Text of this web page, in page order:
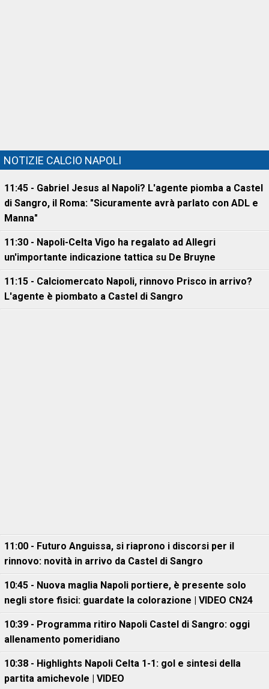
NOTIZIE CALCIO NAPOLI
11:45 - Gabriel Jesus al Napoli? L'agente piomba a Castel
di Sangro, il Roma: "Sicuramente avrà parlato con ADL e
Manna"
11:30 - Napoli-Celta Vigo ha regalato ad Allegri
un'importante indicazione tattica su De Bruyne
11:15 - Calciomercato Napoli, rinnovo Prisco in arrivo?
L'agente è piombato a Castel di Sangro
11:00 - Futuro Anguissa, si riaprono i discorsi per il
rinnovo: novità in arrivo da Castel di Sangro
10:45 - Nuova maglia Napoli portiere, è presente solo
negli store fisici: guardate la colorazione | VIDEO CN24
10:39 - Programma ritiro Napoli Castel di Sangro: oggi
allenamento pomeridiano
10:38 - Highlights Napoli Celta 1-1: gol e sintesi della
partita amichevole | VIDEO